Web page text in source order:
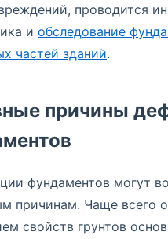
проводится
и обследование
частей зданий.
причины
фундаментов могут
причинам. Чаще всего
свойств грунтов